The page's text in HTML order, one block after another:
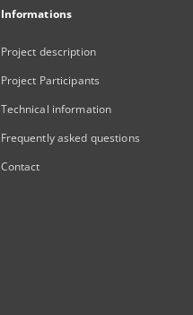
Informations
Project description
Project Participants
Technical information
Frequently asked questions
Contact